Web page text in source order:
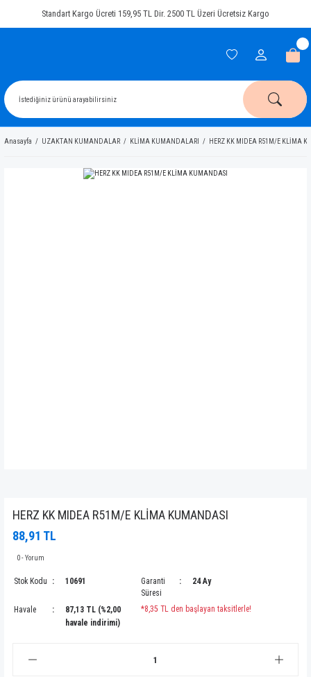
Standart Kargo Ücreti 159,95 TL Dir. 2500 TL Üzeri Ücretsiz Kargo
Anasayfa UZAKTAN KUMANDALAR KLİMA KUMANDALARI HERZ KK MIDEA R51M/E KLİMA
HERZ KK MIDEA R51M/E KLİMA KUMANDASI
88,91 TL
0 - Yorum
Stok Kodu 10691
Garanti
Süresi
24 Ay
Havale
87,13 TL (%2,00
havale indirimi)
*8,35 TL den başlayan taksitlerle!